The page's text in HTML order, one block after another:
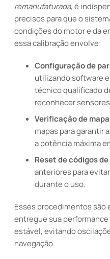
remanufaturada, é
precisos para que o
condições do motor e da
essa calibração envolve:
Configuração de
utilizando software
técnico qualificado
reconhecer
Verificação de
mapas para garantir
a potência máxima
Reset de códigos
anteriores para
durante o uso.
Esses procedimentos são
entregue sua
estável, evitando
navegação.